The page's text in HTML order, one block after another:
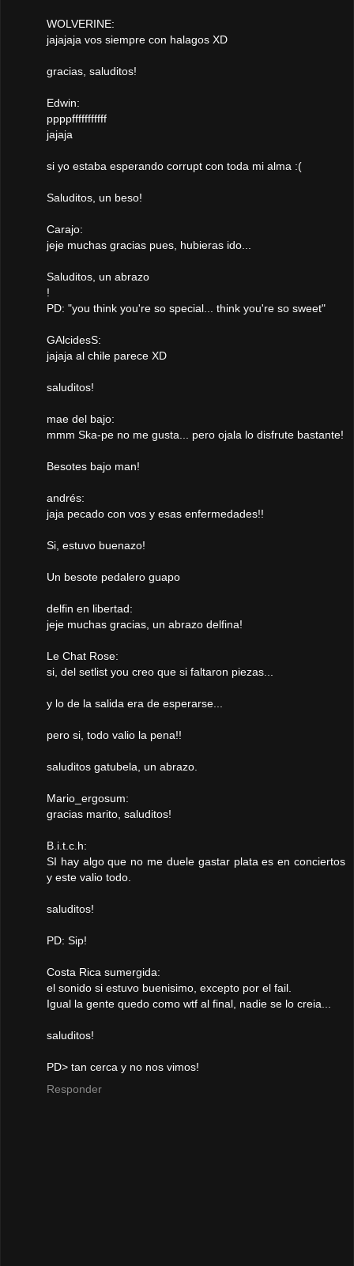
WOLVERINE:
jajajaja vos siempre con halagos XD
gracias, saluditos!
Edwin:
ppppfffffffffff
jajaja
si yo estaba esperando corrupt con toda mi alma :(
Saluditos, un beso!
Carajo:
jeje muchas gracias pues, hubieras ido...
Saluditos, un abrazo
!
PD: "you think you're so special... think you're so sweet"
GAlcidesS:
jajaja al chile parece XD
saluditos!
mae del bajo:
mmm Ska-pe no me gusta... pero ojala lo disfrute bastante!
Besotes bajo man!
andrés:
jaja pecado con vos y esas enfermedades!!
Si, estuvo buenazo!
Un besote pedalero guapo
delfin en libertad:
jeje muchas gracias, un abrazo delfina!
Le Chat Rose:
si, del setlist you creo que si faltaron piezas...
y lo de la salida era de esperarse...
pero si, todo valio la pena!!
saluditos gatubela, un abrazo.
Mario_ergosum:
gracias marito, saluditos!
B.i.t.c.h:
SI hay algo que no me duele gastar plata es en conciertos
y este valio todo.
saluditos!
PD: Sip!
Costa Rica sumergida:
el sonido si estuvo buenisimo, excepto por el fail.
Igual la gente quedo como wtf al final, nadie se lo creia...
saluditos!
PD> tan cerca y no nos vimos!
Responder